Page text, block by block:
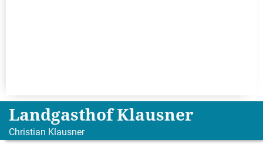
Landgasthof Klausner
Christian Klausner